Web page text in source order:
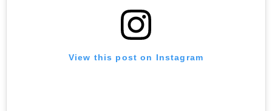
View this post on Instagram